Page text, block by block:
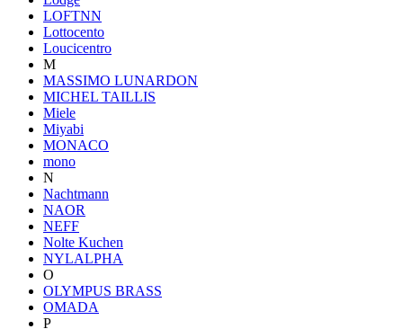
LOFTNN
Lottocento
Loucicentro
M
MASSIMO LUNARDON
MICHEL TAILLIS
Miele
Miyabi
MONACO
mono
N
Nachtmann
NAOR
NEFF
Nolte Kuchen
NYLALPHA
O
OLYMPUS BRASS
OMADA
P